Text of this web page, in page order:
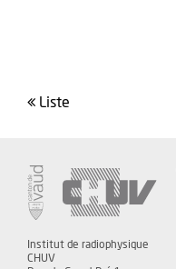
Liste
Institut de radiophysique
CHUV